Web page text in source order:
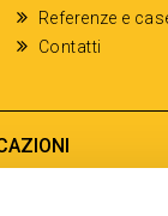
Referenze e
Contatti